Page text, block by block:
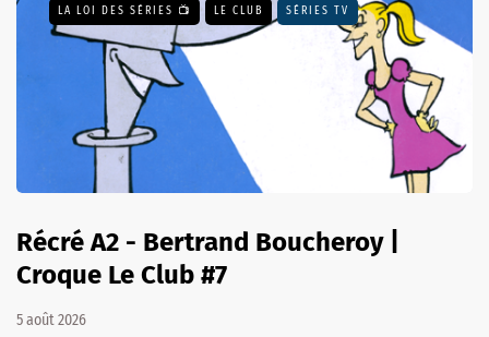
LA LOI DES SÉRIES 📺 LE CLUB SÉRIES TV
Récré A2 - Bertrand Boucheroy |
Croque Le Club #7
5 août 2026